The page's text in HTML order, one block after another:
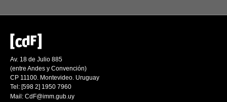
Av. 18 de Julio 885
(entre Andes y Convención)
CP 11100. Montevideo. Uruguay
Tel: [598 2] 1950 7960
Mail: CdF@imm.gub.uy